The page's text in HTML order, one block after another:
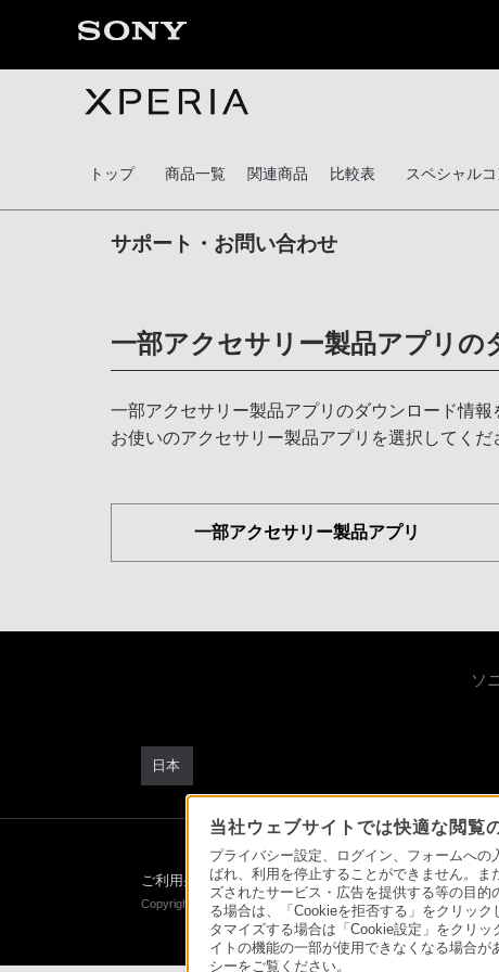
トップ 商品一覧 関連商品 比較表 スペシャル
サポート・お問い合わせ
一部アクセサリー製品アプリの
一部アクセサリー製品アプリのダウンロード情報
お使いのアクセサリー製品アプリを選択してくだ
一部アクセサリー製品アプリ
当社ウェブサイトでは快適な閲覧
プライバシー設定、ログイン、フォームへ
ばれ、利用を停止することができません。
ズされたサービス・広告を提供する等の目
る場合は、「Cookieを拒否する」をクリッ
タマイズする場合は「Cookie設定」をクリ
イトの機能の一部が使用できなくなる場合
シーをご覧ください。
ソ
日本
ご利用条件 プライバシーポリシー 正しい表示への取
Copyright 2026 Sony Marketing Inc.